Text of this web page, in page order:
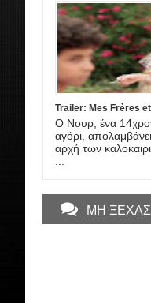
Trailer: Mes Frères
Ο Νουρ, ένα
αγόρι,
αρχή των
ΜΗ